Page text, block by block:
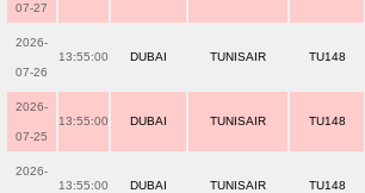
07-27
2026-
07-26
13:55:00 DUBAI TUNISAIR TU148
2026-
07-25
13:55:00 DUBAI TUNISAIR TU148
2026-
13:55:00 DUBAI TUNISAIR TU148